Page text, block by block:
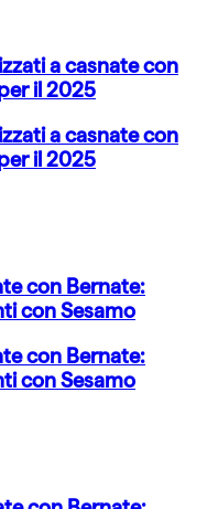
a casnate con
il 2025
a casnate con
il 2025
con Bernate:
con Sesamo
con Bernate:
con Sesamo